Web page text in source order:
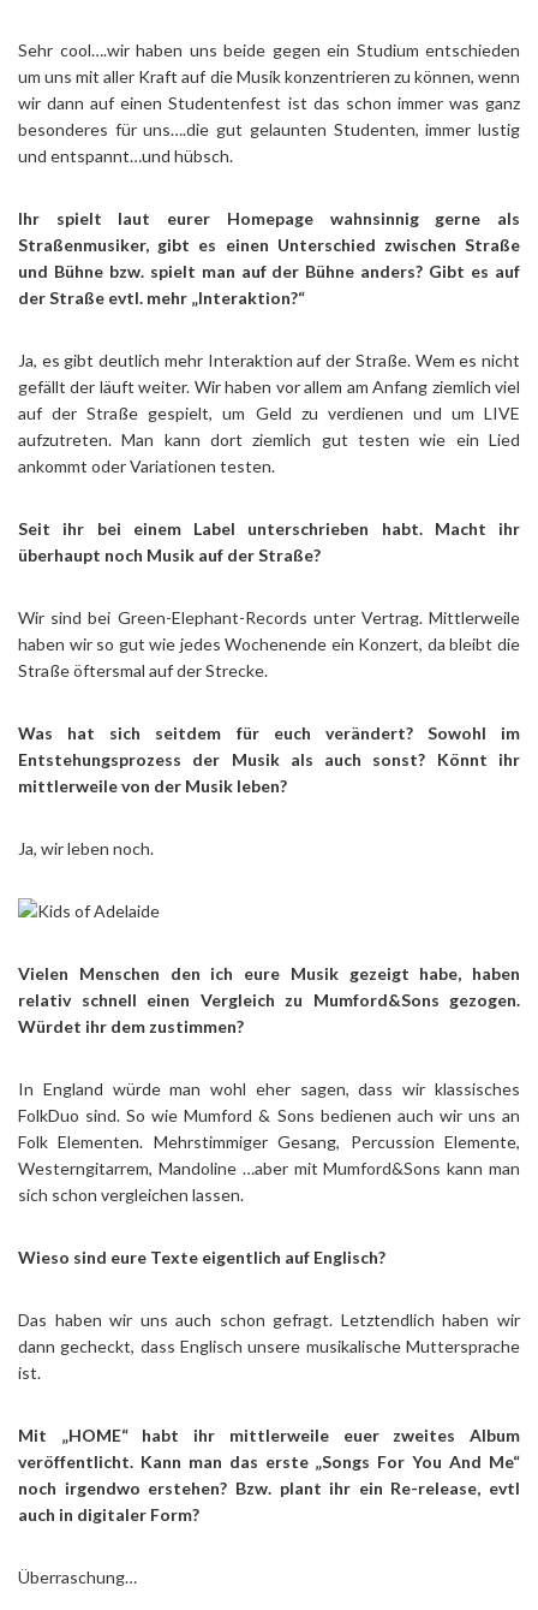
Sehr cool….wir haben uns beide gegen ein Studium entschieden
um uns mit aller Kraft auf die Musik konzentrieren zu können, wenn
wir dann auf einen Studentenfest ist das schon immer was ganz
besonderes für uns….die gut gelaunten Studenten, immer lustig
und entspannt…und hübsch.
Ihr spielt laut eurer Homepage wahnsinnig gerne als
Straßenmusiker, gibt es einen Unterschied zwischen Straße
und Bühne bzw. spielt man auf der Bühne anders? Gibt es auf
der Straße evtl. mehr „Interaktion?“
Ja, es gibt deutlich mehr Interaktion auf der Straße. Wem es nicht
gefällt der läuft weiter. Wir haben vor allem am Anfang ziemlich viel
auf der Straße gespielt, um Geld zu verdienen und um LIVE
aufzutreten. Man kann dort ziemlich gut testen wie ein Lied
ankommt oder Variationen testen.
Seit ihr bei einem Label unterschrieben habt. Macht ihr
überhaupt noch Musik auf der Straße?
Wir sind bei Green-Elephant-Records unter Vertrag. Mittlerweile
haben wir so gut wie jedes Wochenende ein Konzert, da bleibt die
Straße öftersmal auf der Strecke.
Was hat sich seitdem für euch verändert? Sowohl im
Entstehungsprozess der Musik als auch sonst? Könnt ihr
mittlerweile von der Musik leben?
Ja, wir leben noch.
Vielen Menschen den ich eure Musik gezeigt habe, haben
relativ schnell einen Vergleich zu Mumford&Sons gezogen.
Würdet ihr dem zustimmen?
In England würde man wohl eher sagen, dass wir klassisches
FolkDuo sind. So wie Mumford & Sons bedienen auch wir uns an
Folk Elementen. Mehrstimmiger Gesang, Percussion Elemente,
Westerngitarrem, Mandoline …aber mit Mumford&Sons kann man
sich schon vergleichen lassen.
Wieso sind eure Texte eigentlich auf Englisch?
Das haben wir uns auch schon gefragt. Letztendlich haben wir
dann gecheckt, dass Englisch unsere musikalische Muttersprache
ist.
Mit „HOME“ habt ihr mittlerweile euer zweites Album
veröffentlicht. Kann man das erste „Songs For You And Me“
noch irgendwo erstehen? Bzw. plant ihr ein Re-release, evtl
auch in digitaler Form?
Überraschung…